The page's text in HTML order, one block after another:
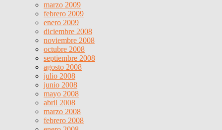
marzo 2009
febrero 2009
enero 2009
diciembre 2008
noviembre 2008
octubre 2008
septiembre 2008
agosto 2008
julio 2008
junio 2008
mayo 2008
abril 2008
marzo 2008
febrero 2008